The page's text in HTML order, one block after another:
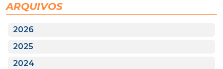
ARQUIVOS
2026
2025
2024